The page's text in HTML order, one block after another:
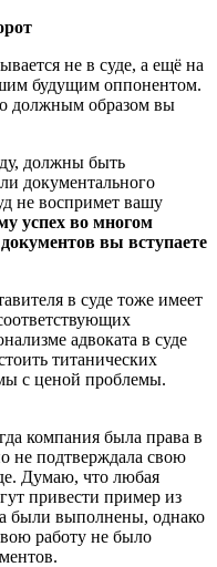
не в суде, а ещё на
будущим оппонентом.
должным образом вы
должны быть
документального
не воспримет вашу
успех во многом
вы вступаете
в суде тоже имеет
адвоката в суде
титанических
с ценой проблемы.
компания была права в
не подтверждала свою
Думаю, что любая
привести пример из
были выполнены, однако
работу не было